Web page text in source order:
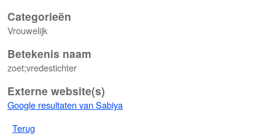
Categorieën
Vrouwelijk
Betekenis naam
zoet;vredestichter
Externe website(s)
Google resultaten van Sabiya
Terug